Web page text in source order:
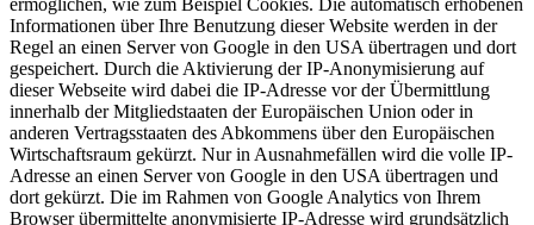
Informationen über Ihre Benutzung dieser Website werden in der
Regel an einen Server von Google in den USA übertragen und dort
gespeichert. Durch die Aktivierung der IP-Anonymisierung auf
dieser Webseite wird dabei die IP-Adresse vor der Übermittlung
innerhalb der Mitgliedstaaten der Europäischen Union oder in
anderen Vertragsstaaten des Abkommens über den Europäischen
Wirtschaftsraum gekürzt. Nur in Ausnahmefällen wird die volle IP-
Adresse an einen Server von Google in den USA übertragen und
dort gekürzt. Die im Rahmen von Google Analytics von Ihrem
Browser übermittelte anonymisierte IP-Adresse wird grundsätzlich